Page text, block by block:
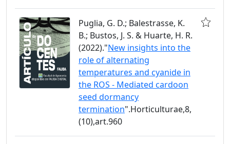
Puglia, G. D.; Balestrasse, K.
B.; Bustos, J. S. & Huarte, H. R.
(2022)."New insights into the
role of alternating
temperatures and cyanide in
the ROS - Mediated cardoon
seed dormancy
termination".Horticulturae,8,
(10),art.960